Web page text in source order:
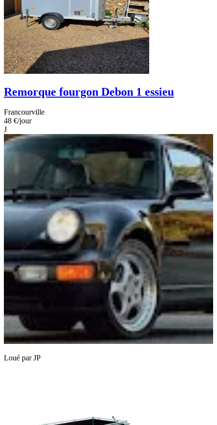
Remorque fourgon Debon 1 essieu
Francourville
48 €/jour
J
Loué parJP